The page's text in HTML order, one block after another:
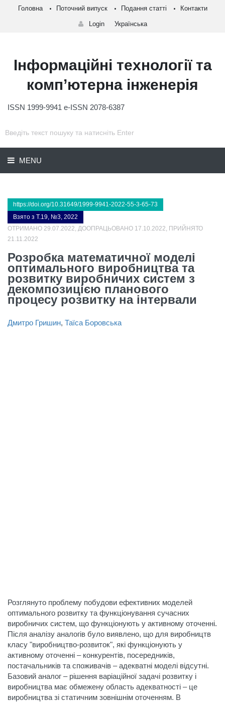
Головна Поточний випуск Подання статті Контакти
Login Українська
Інформаційні технології та
комп’ютерна інженерія
ISSN 1999-9941 e-ISSN 2078-6387
MENU
https://doi.org/10.31649/1999-9941-2022-55-3-65-73
Взято з Т.19, №3, 2022
ОТРИМАНО 29.07.2022, ДООПРАЦЬОВАНО 17.10.2022, ПРИЙНЯТО
21.11.2022
Розробка математичної моделі
оптимального виробництва та
розвитку виробничих систем з
декомпозицією планового
процесу розвитку на інтервали
Дмитро Гришин, Таїса Боровська
Розглянуто проблему побудови ефективних моделей
оптимального розвитку та функціонування сучасних
виробничих систем, що функціонують у активному оточенні.
Після аналізу аналогів було виявлено, що для виробництв
класу "виробництво-розвиток", які функціонують у
активному оточенні – конкурентів, посередників,
постачальників та споживачів – адекватні моделі відсутні.
Базовий аналог – рішення варіаційної задачі розвитку і
виробництва має обмежену область адекватності – це
виробництва зі статичним зовнішнім оточенням. В